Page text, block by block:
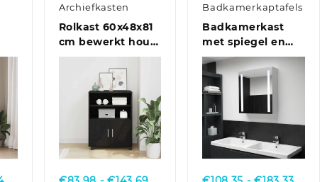
Archiefkasten
Rolkast 60x48x81
cm bewerkt hout
oud houtkleurig
Quick View
Badkamerkaptafels
Badkamerkast
met spiegel en
LED 60x14x62 cm
Quick View